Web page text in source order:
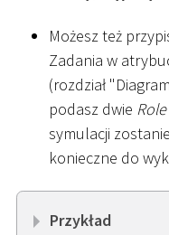
Możesz też
Zadania w
(rozdział
podasz dwie Role
symulacji
konieczne do
Przykład